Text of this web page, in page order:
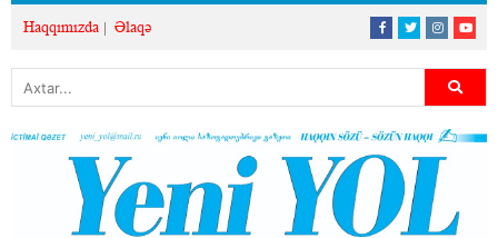
Haqqımızda Əlaqə